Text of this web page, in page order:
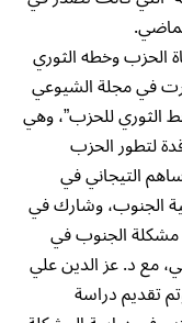
الحزب وخطه الثوري
في مجلة الشيوعي
الخط الثوري للحزب”، وهي
لتطور الحزب
التيجاني في
الجنوب، وشارك في
مشكلة الجنوب في
مع د. عز الدين علي
تقديم دراسة